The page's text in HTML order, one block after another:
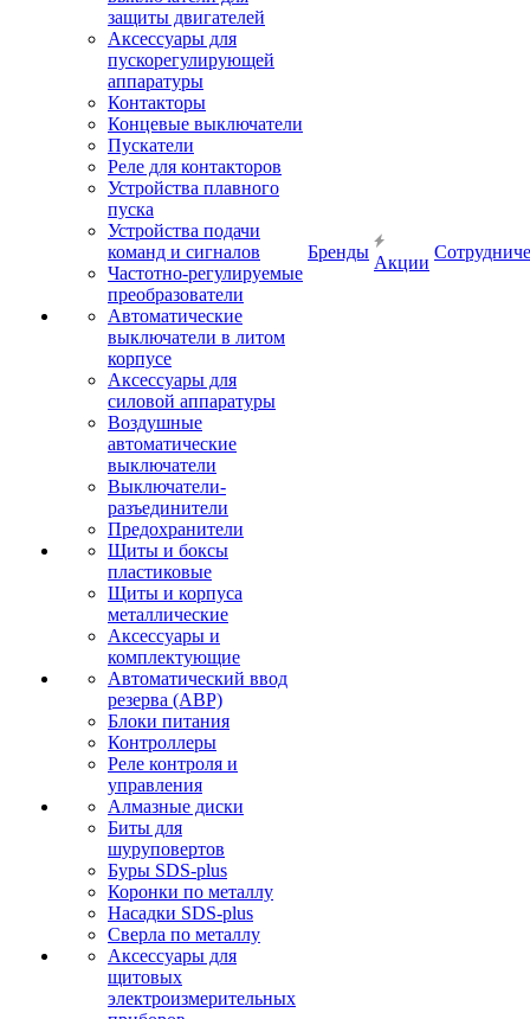
защиты двигателей
Аксессуары для
пускорегулирующей
аппаратуры
Контакторы
Концевые выключатели
Пускатели
Реле для контакторов
Устройства плавного
пуска
Устройства подачи
команд и сигналов
Частотно-регулируемые
преобразователи
Автоматические
выключатели в литом
корпусе
Аксессуары для
силовой аппаратуры
Воздушные
автоматические
выключатели
Выключатели-
разъединители
Предохранители
Щиты и боксы
пластиковые
Щиты и корпуса
металлические
Аксессуары и
комплектующие
Автоматический ввод
резерва (АВР)
Блоки питания
Контроллеры
Реле контроля и
управления
Алмазные диски
Биты для
шуруповертов
Буры SDS-plus
Коронки по металлу
Насадки SDS-plus
Сверла по металлу
Аксессуары для
щитовых
электроизмерительных
Бренды
Акции